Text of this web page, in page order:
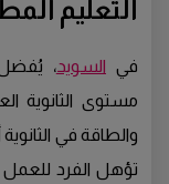
التعليم
في السويد،
مستوى الثانوية
والطاقة في
تؤهل الفرد للعمل